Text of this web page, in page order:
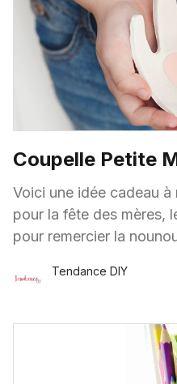
Coupelle Petite
Voici une idée cadeau
pour la fête des mères,
pour remercier la nounou... Pour réaliser
Tendance DIY